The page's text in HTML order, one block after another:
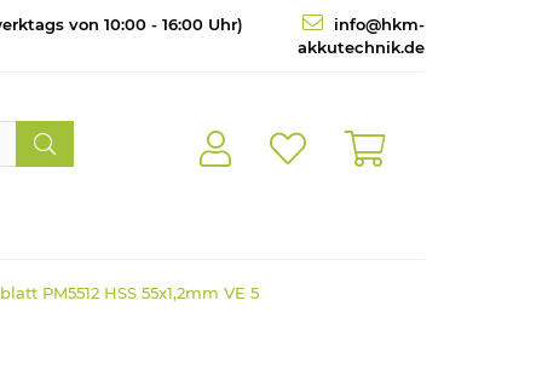
von 10:00 - 16:00 Uhr)
info@hkm-
akkutechnik.de
PM5512 HSS 55x1,2mm VE 5